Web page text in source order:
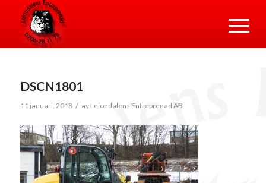
DSCN1801
11 januari, 2018 / av Lejondalens Entreprenad AB